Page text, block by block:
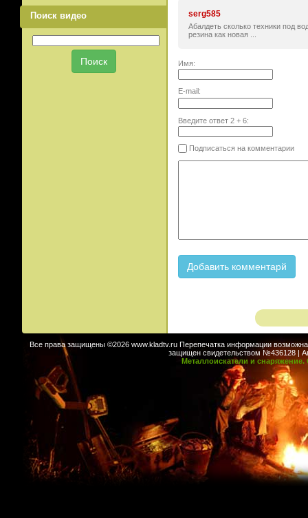
Поиск видео serg585
Абалдеть сколько техники под
резина как новая ...
Имя:
E-mail:
Введите ответ 2+ 6:
Подписаться на комментарии
Все права защищены ©2026 www.kladtv.ru Перепечатка информации возможна
защищен свидетельством №436128 |
Металлоискатели и